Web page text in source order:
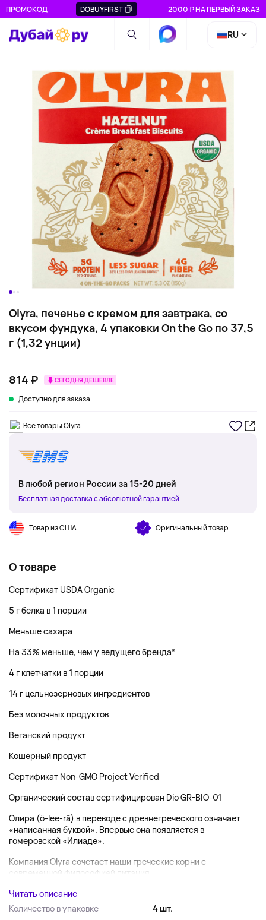
ПРОМОКОД DOBUYFIRST -2000 ₽ НА ПЕРВЫЙ ЗАКАЗ
RU
Olyra, печенье с кремом для завтрака, со
вкусом фундука, 4 упаковки On the Go по 37,5
г (1,32 унции)
814 ₽ СЕГОДНЯ ДЕШЕВЛЕ
Доступно для заказа
Все товары Olyra
В любой регион России за 15-20 дней
Бесплатная доставка с абсолютной гарантией
Товар из США Оригинальный товар
О товаре
Сертификат USDA Organic
5 г белка в 1 порции
Меньше сахара
На 33% меньше, чем у ведущего бренда*
4 г клетчатки в 1 порции
14 г цельнозерновых ингредиентов
Без молочных продуктов
Веганский продукт
Кошерный продукт
Сертификат Non-GMO Project Verified
Органический состав сертифицирован Dio GR-BIO-01
Олира (ö-lee-rã) в переводе с древнегреческого означает
«написанная буквой». Впервые она появляется в
гомеровской «Илиаде».
Компания Olyra сочетает наши греческие корни с
современной философией питания,...
Читать описание
Количество в упаковке
4 шт.